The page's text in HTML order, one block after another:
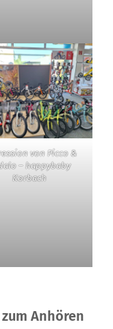
von Picco &
– happybaby
Korbach
Anhören